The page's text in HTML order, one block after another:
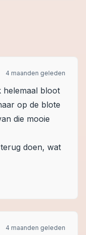
4 maanden geleden
helemaal bloot
op de blote
die mooie
doen, wat
4 maanden geleden